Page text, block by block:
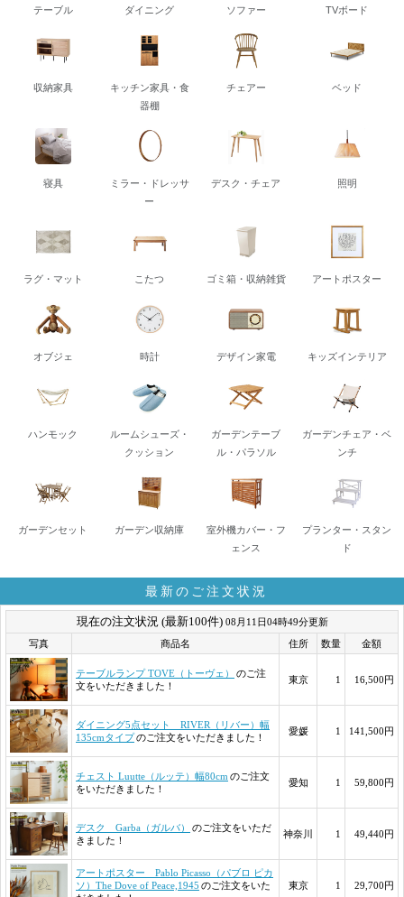
テーブル ダイニング ソファー TVボード
収納家具
キッチン家具・食
器棚
チェアー ベッド
寝具
ミラー・ドレッサ
ー
デスク・チェア 照明
ラグ・マット こたつ ゴミ箱・収納雑貨 アートポスター
オブジェ 時計 デザイン家電 キッズインテリア
ハンモック
ルームシューズ・
クッション
ガーデンテーブ
ル・パラソル
ガーデンチェア・ベ
ンチ
ガーデンセット ガーデン収納庫
室外機カバー・フ
ェンス
プランター・スタン
ド
最新のご注文状況